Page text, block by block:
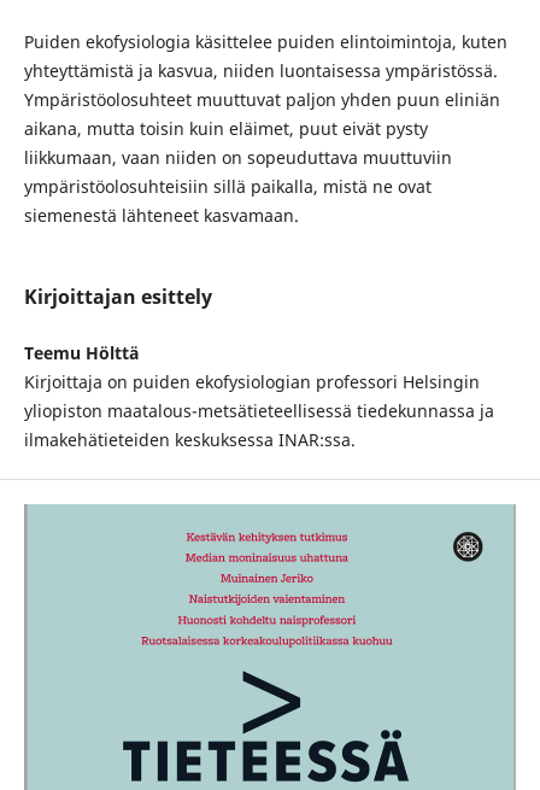
Puiden ekofysiologia käsittelee puiden elintoimintoja, kuten
yhteyttämistä ja kasvua, niiden luontaisessa ympäristössä.
Ympäristöolosuhteet muuttuvat paljon yhden puun eliniän
aikana, mutta toisin kuin eläimet, puut eivät pysty
liikkumaan, vaan niiden on sopeuduttava muuttuviin
ympäristöolosuhteisiin sillä paikalla, mistä ne ovat
siemenestä lähteneet kasvamaan.
Kirjoittajan esittely
Teemu Hölttä
Kirjoittaja on puiden ekofysiologian professori Helsingin
yliopiston maatalous-metsätieteellisessä tiedekunnassa ja
ilmakehätieteiden keskuksessa INAR:ssa.